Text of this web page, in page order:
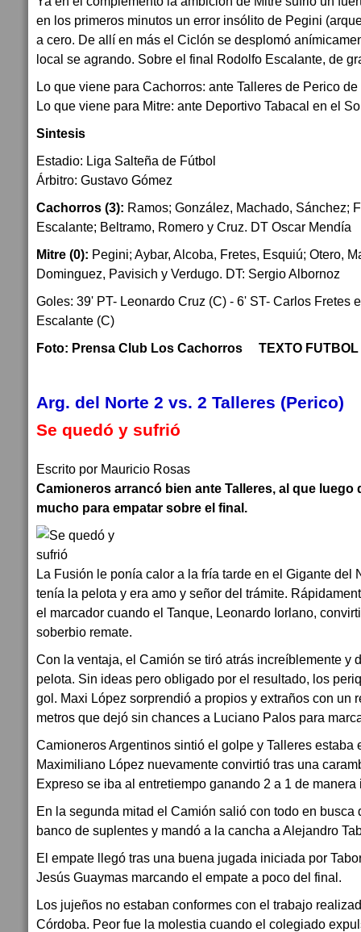
en los primeros minutos un error insólito de Pegini
a cero. De allí en más el Ciclón se desplomó
local se agrando. Sobre el final Rodolfo Escalante, de
Lo que viene para Cachorros: ante Talleres de Perico
Lo que viene para Mitre: ante Deportivo Tabacal en el
Sintesis
Estadio: Liga Salteña de Fútbol
Árbitro: Gustavo Gómez
Cachorros (3): Ramos; González, Machado, Sánchez;
Escalante; Beltramo, Romero y Cruz. DT Oscar Mendía
Mitre (0): Pegini; Aybar, Alcoba, Fretes, Esquiú; Otero,
Dominguez, Pavisich y Verdugo. DT: Sergio Albornoz
Goles: 39' PT- Leonardo Cruz (C) - 6' ST- Carlos Fretes
Escalante (C)
Foto: Prensa Club Los Cachorros TEXTO FUTBOL
Arg. del Norte 2 vs. 2 Talleres (Perico)
Se quedó y sufrió
Escrito por Mauricio Rosas
Camioneros arrancó bien ante Talleres, al que luego
mucho para empatar sobre el final.
La Fusión le ponía calor a la fría tarde en el Gigante del
tenía la pelota y era amo y señor del trámite.
el marcador cuando el Tanque, Leonardo Iorlano,
soberbio remate.
Con la ventaja, el Camión se tiró atrás increíblemente y
pelota. Sin ideas pero obligado por el resultado, los
gol. Maxi López sorprendió a propios y extraños con un
metros que dejó sin chances a Luciano Palos para
Camioneros Argentinos sintió el golpe y Talleres estaba
Maximiliano López nuevamente convirtió tras una
Expreso se iba al entretiempo ganando 2 a 1 de manera
En la segunda mitad el Camión salió con todo en busca
banco de suplentes y mandó a la cancha a Alejandro
El empate llegó tras una buena jugada iniciada por
Jesús Guaymas marcando el empate a poco del final.
Los jujeños no estaban conformes con el trabajo
Córdoba. Peor fue la molestia cuando el colegiado